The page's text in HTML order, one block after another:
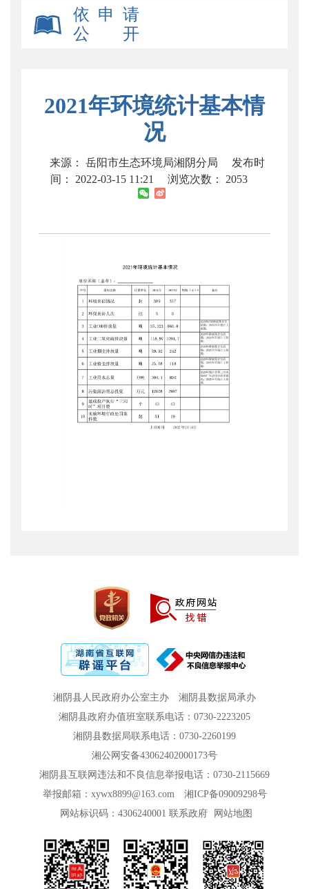
依 申 请
公 开
2021年环境统计基本情
况
来源： 岳阳市生态环境局湘阴分局
发布时
间： 2022-03-15 11:21
浏览次数： 2053
湘阴县人民政府办公室主办
湘阴县数据局承办
湘阴县政府办值班室联系电话：0730-2223205
湘阴县数据局联系电话：0730-2260199
湘公网安备43062402000173号
湘阴县互联网违法和不良信息举报电话：0730-2115669
举报邮箱：xywx8899@163.com
湘ICP备09009298号
网站标识码：4306240001 联系政府 网站地图